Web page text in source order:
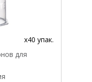
x40 упак.
для